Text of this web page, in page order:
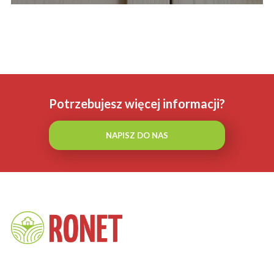
Potrzebujesz więcej informacji?
NAPISZ DO NAS